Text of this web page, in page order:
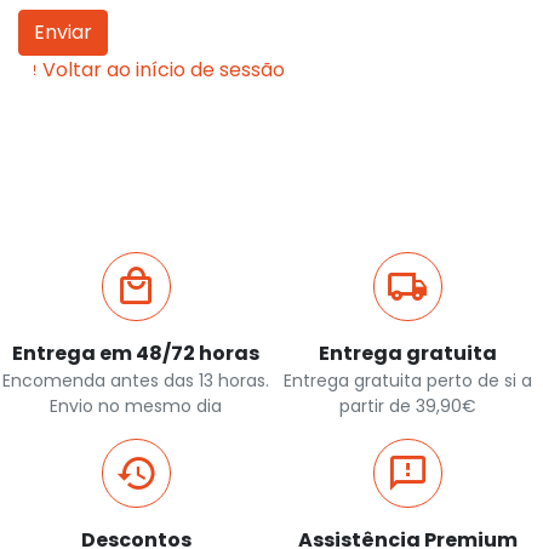
Enviar
 Voltar ao início de sessão
Entrega em 48/72 horas
Encomenda antes das 13 horas.
Envio no mesmo dia
Entrega gratuita
Entrega gratuita perto de si a
partir de 39,90€
Descontos Assistência Premium